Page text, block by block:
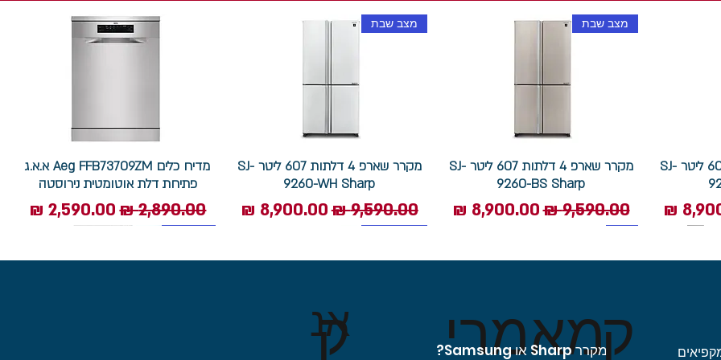
מקרר שארפ 4 דלתות 607 ליטר SJ-
מבצע
מצב שבת
מקרר שארפ 4 דלתות 607 ליטר SJ-
9260-BS Sharp
מחיר רגיל‏9,590.00 ‏₪ מחיר מבצע
מצב שבת
מקרר שארפ 4 דלתות 607 ליטר SJ-
9260-WH Sharp
מחיר רגיל‏9,590.00 ‏₪ מחיר מבצע
מדיח כלים Aeg FFB73709ZM א.א.ג
פתיחת דלת אוטומטית נירוסטה
מחיר רגיל‏2,890.00 ‏₪ מחיר מבצע
ק
אנ
מאמרי
מקרר Sharp או Samsung?ק